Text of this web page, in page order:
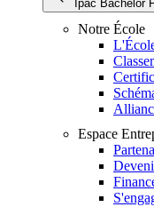
Ipac Bachelor
Notre École
Espace